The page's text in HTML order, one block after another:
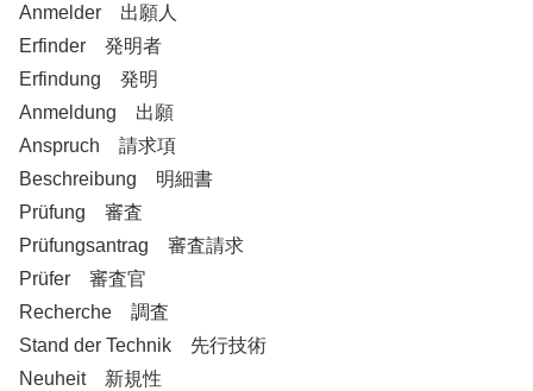
Anmelder 出願人
Erfinder 発明者
Erfindung 発明
Anmeldung 出願
Anspruch 請求項
Beschreibung 明細書
Prüfung 審査
Prüfungsantrag 審査請求
Prüfer 審査官
Recherche 調査
Stand der Technik 先行技術
Neuheit 新規性